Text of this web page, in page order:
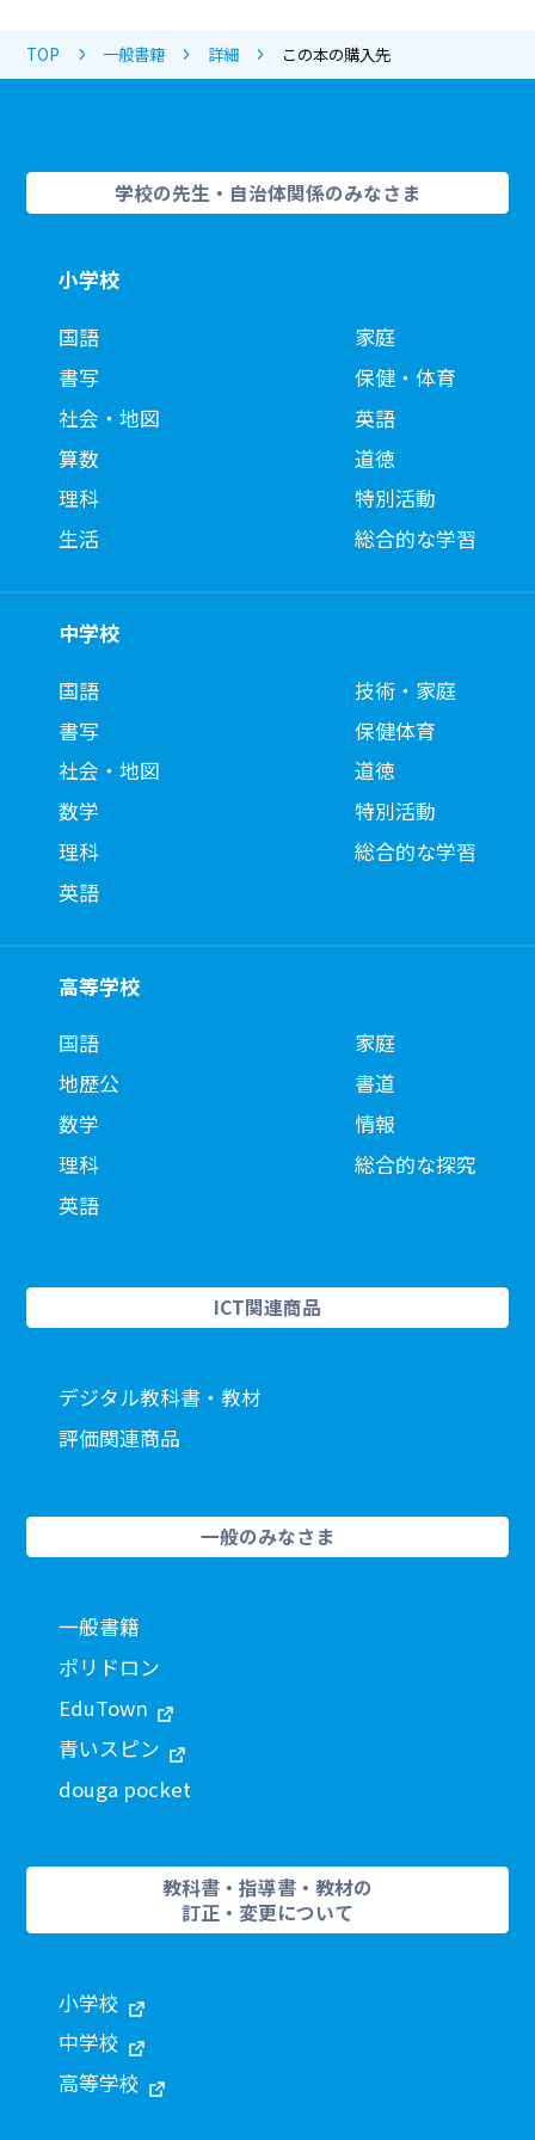
TOP 一般書籍 詳細 この本の購入先
学校の先生・自治体関係のみなさま
小学校
国語
書写
社会・地図
算数
理科
生活
家庭
保健・体育
英語
道徳
特別活動
総合的な学習
中学校
国語
書写
社会・地図
数学
理科
英語
技術・家庭
保健体育
道徳
特別活動
総合的な学習
高等学校
国語
地歴公
数学
理科
英語
家庭
書道
情報
総合的な探究
ICT関連商品
デジタル教科書・教材
評価関連商品
一般のみなさま
一般書籍
ポリドロン
EduTown
青いスピン
douga pocket
教科書・指導書・教材の
訂正・変更について
小学校
中学校
高等学校